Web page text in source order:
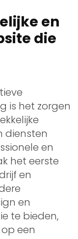
en
die
is het zorgen
diensten
en
het eerste
en
en
te bieden,
een